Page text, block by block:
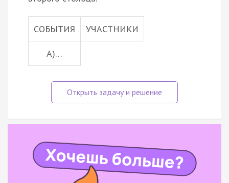
СОБЫТИЯ УЧАСТНИКИ
А)…